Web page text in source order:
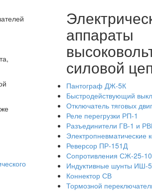
аппараты
силовой
Пантограф ДЖ-5К
Быстродействующий
Отключатель тяговых
Реле перегрузки РП-1
Разъединители ГВ-1 и
Электропневматические
Реверсор ПР-151Д
Сопротивления СЖ-25-10
Индуктивные шунты
Коннектор СВ
Тормозной